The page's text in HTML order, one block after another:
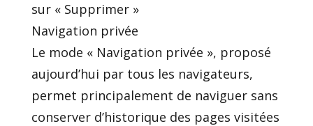
sur « Supprimer »
Navigation privée
Le mode « Navigation privée », proposé
aujourd’hui par tous les navigateurs,
permet principalement de naviguer sans
conserver d’historique des pages visitées